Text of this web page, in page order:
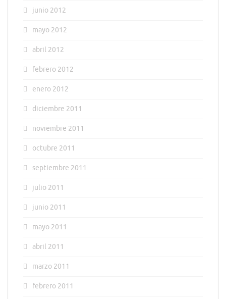
junio 2012
mayo 2012
abril 2012
febrero 2012
enero 2012
diciembre 2011
noviembre 2011
octubre 2011
septiembre 2011
julio 2011
junio 2011
mayo 2011
abril 2011
marzo 2011
febrero 2011